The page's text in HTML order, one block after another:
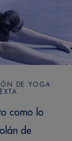
DE YOGA
como lo
de